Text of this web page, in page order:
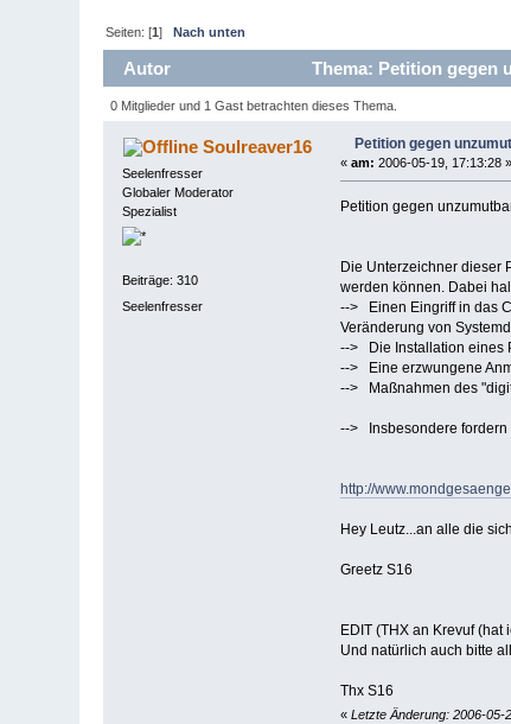
Seiten: [1]Nach unten
Autor Thema: Petition gegen
0 Mitglieder und 1 Gast betrachten dieses Thema.
Soulreaver16
Seelenfresser
Globaler Moderator
Spezialist
Beiträge: 310
Seelenfresser
Petition gegen
« am: 2006-05-19, 17:13:28 »
Petition gegen
Die Unterzeichner dieser
werden können. Dabei
--> Einen Eingriff in das
Veränderung von
--> Die Installation eines
--> Eine erzwungene
--> Maßnahmen des
--> Insbesondere fordern
http://
Hey Leutz...an alle die
Greetz S16
EDIT (THX an Krevuf (hat
Und natürlich auch bitte
Thx S16
« Letzte Änderung: 2006-05-